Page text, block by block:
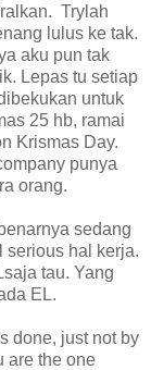
Trylah
lulus ke tak.
aku pun tak
Lepas tu setiap
untuk
25 hb, ramai
Krismas Day.
punya
orang.
sedang
serious hal kerja.
tau. Yang
EL.
done, just not by
are the one